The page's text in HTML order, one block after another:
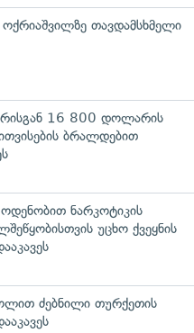
ოქრიაშვილზე თავდამსხმელი
16 800 დოლარის
ბრალდებით
ნარკოტიკის
უცხო ქვეყნის
ძებნილი თურქეთის